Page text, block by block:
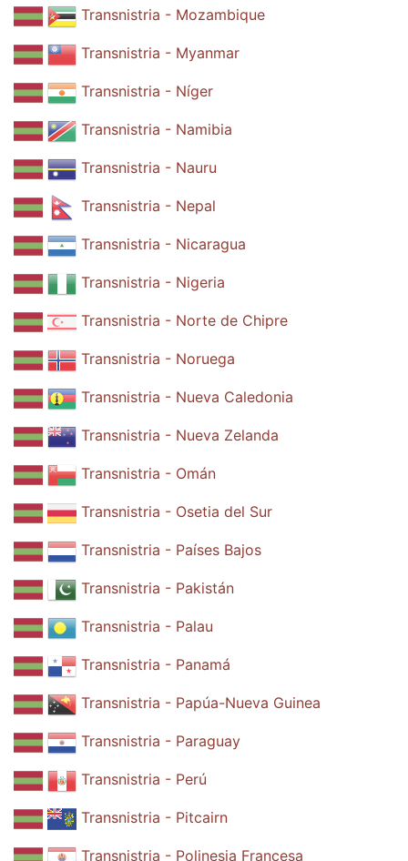
Transnistria - Mozambique
Transnistria - Myanmar
Transnistria - Níger
Transnistria - Namibia
Transnistria - Nauru
Transnistria - Nepal
Transnistria - Nicaragua
Transnistria - Nigeria
Transnistria - Norte de Chipre
Transnistria - Noruega
Transnistria - Nueva Caledonia
Transnistria - Nueva Zelanda
Transnistria - Omán
Transnistria - Osetia del Sur
Transnistria - Países Bajos
Transnistria - Pakistán
Transnistria - Palau
Transnistria - Panamá
Transnistria - Papúa-Nueva Guinea
Transnistria - Paraguay
Transnistria - Perú
Transnistria - Pitcairn
Transnistria - Polinesia Francesa